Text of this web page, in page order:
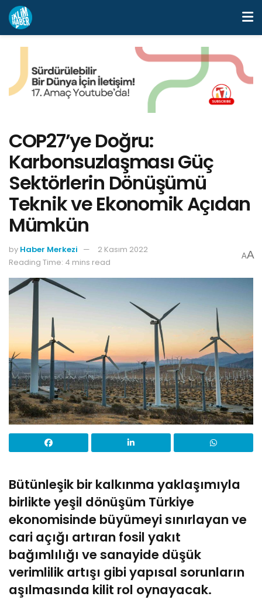
COP27’ye Doğru:
Karbonsuzlaşması Güç
Sektörlerin Dönüşümü
Teknik ve Ekonomik Açıdan
Mümkün
by Haber Merkezi
2 Kasım 2022
Reading Time: 4 mins read
AA
Bütünleşik bir kalkınma yaklaşımıyla
birlikte yeşil dönüşüm Türkiye
ekonomisinde büyümeyi sınırlayan ve
cari açığı artıran fosil yakıt
bağımlılığı ve sanayide düşük
verimlilik artışı gibi yapısal sorunların
aşılmasında kilit rol oynayacak.